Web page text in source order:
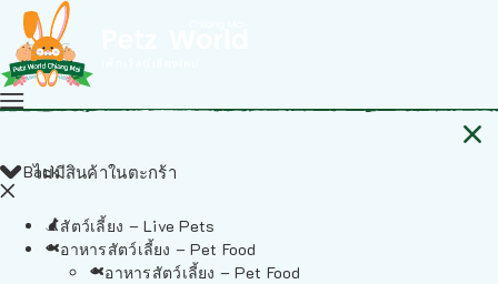
ไม่มีสินค้าในตะกร้า
Back
สัตว์เลี้ยง – Live Pets
อาหารสัตว์เลี้ยง – Pet Food
อาหารสัตว์เลี้ยง – Pet Food